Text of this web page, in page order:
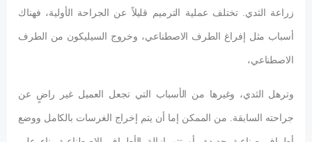
زراعة الثدي. تختلف عملية الترميم قليلاً عن الجراحة الأولية، فهناك
أسباب مثل إفراغ الطرف الاصطناعي، وخروج السيليكون من الطرف
الاصطناعي،
وترهل الثدي، وغيرها من الأسباب التي تجعل العميل غير راضٍ عن
جراحته السابقة. من الممكن إما أن يتم إخراج الغرسات بالكامل ووضع